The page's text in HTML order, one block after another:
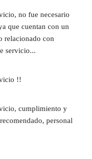
no fue necesario
que cuentan con un
relacionado con
servicio...
!!
cumplimiento y
personal